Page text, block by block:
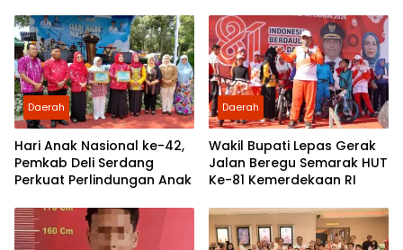
Pengabdian kepada
Rakyat
Morawa
Daerah
Hari Anak Nasional ke-42,
Pemkab Deli Serdang
Perkuat Perlindungan Anak
Daerah
Wakil Bupati Lepas Gerak
Jalan Beregu Semarak HUT
Ke-81 Kemerdekaan RI